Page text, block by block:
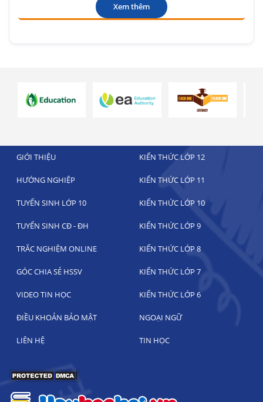
Xem thêm
GIỚI THIỆU KIẾN THỨC LỚP 12
HƯỚNG NGHIỆP KIẾN THỨC LỚP 11
TUYỂN SINH LỚP 10 KIẾN THỨC LỚP 10
TUYỂN SINH CĐ - ĐH KIẾN THỨC LỚP 9
TRẮC NGHIỆM ONLINE KIẾN THỨC LỚP 8
GÓC CHIA SẺ HSSV KIẾN THỨC LỚP 7
VIDEO TIN HỌC KIẾN THỨC LỚP 6
ĐIỀU KHOẢN BẢO MẬT NGOẠI NGỮ
LIÊN HỆ TIN HỌC